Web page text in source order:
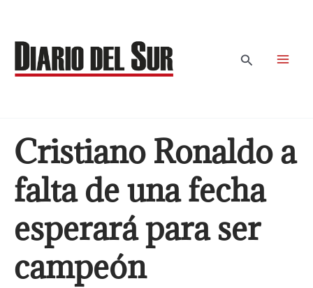
contenido
Buscar
Cristiano Ronaldo a
falta de una fecha
esperará para ser
campeón